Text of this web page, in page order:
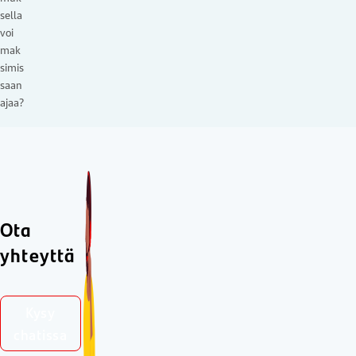
sella
voi
mak
simis
saan
ajaa?
Ota
yhteyttä